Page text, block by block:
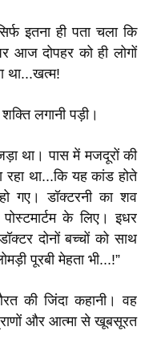
इतना ही पता चला कि
आज दोपहर को ही लोगों
था...खत्म!
लगानी पड़ी।
था। पास में मजदूरों की
था...कि यह कांड होते
गए। डॉक्टरनी का शव
के लिए। इधर
दोनों बच्चों को साथ
पूरबी मेहता भी...!”
की जिंदा कहानी। वह
और आत्मा से खूबसूरत